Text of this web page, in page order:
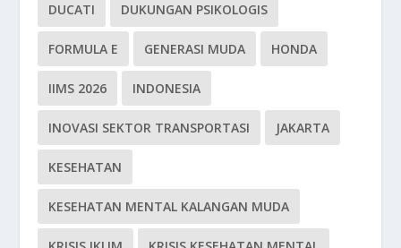
DUCATI DUKUNGAN PSIKOLOGIS
FORMULA E GENERASI MUDA HONDA
IIMS 2026 INDONESIA
INOVASI SEKTOR TRANSPORTASI JAKARTA
KESEHATAN
KESEHATAN MENTAL KALANGAN MUDA